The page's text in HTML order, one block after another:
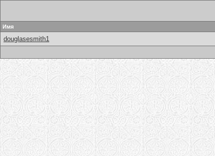
Имя
douglasesmith1